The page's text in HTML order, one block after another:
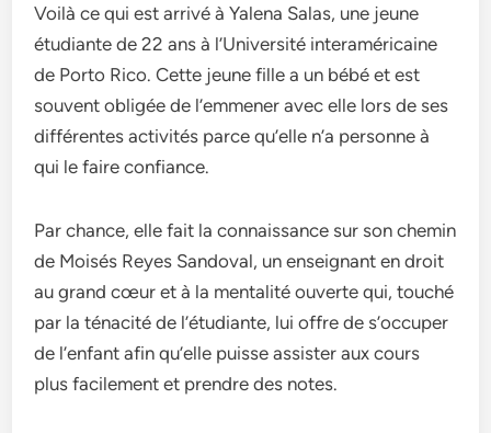
Voilà ce qui est arrivé à Yalena Salas, une jeune
étudiante de 22 ans à l’Université interaméricaine
de Porto Rico. Cette jeune fille a un bébé et est
souvent obligée de l’emmener avec elle lors de ses
différentes activités parce qu’elle n’a personne à
qui le faire confiance.
Par chance, elle fait la connaissance sur son chemin
de Moisés Reyes Sandoval, un enseignant en droit
au grand cœur et à la mentalité ouverte qui, touché
par la ténacité de l’étudiante, lui offre de s’occuper
de l’enfant afin qu’elle puisse assister aux cours
plus facilement et prendre des notes.